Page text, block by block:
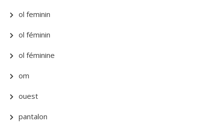
ol feminin
ol féminin
ol féminine
om
ouest
pantalon